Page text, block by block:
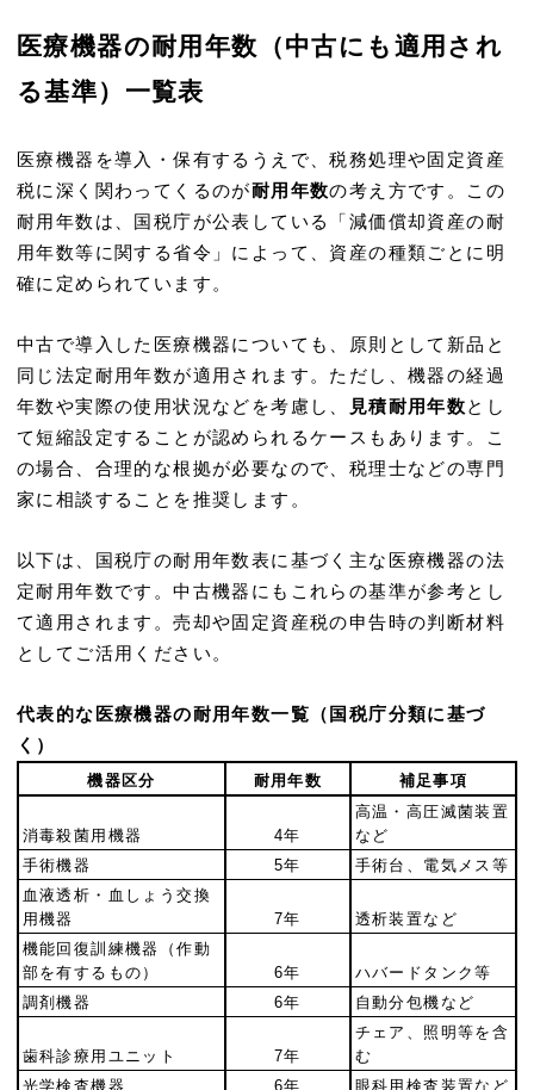
医療機器の耐用年数（中古にも適用され
る基準）一覧表
医療機器を導入・保有するうえで、税務処理や固定資産
税に深く関わってくるのが耐用年数の考え方です。この
耐用年数は、国税庁が公表している「減価償却資産の耐
用年数等に関する省令」によって、資産の種類ごとに明
確に定められています。
中古で導入した医療機器についても、原則として新品と
同じ法定耐用年数が適用されます。ただし、機器の経過
年数や実際の使用状況などを考慮し、
見積耐用年数とし
て短縮設定する ことが認められるケースもあります。こ
の場合、合理的な根拠が必要なので、税理士などの専門
家に相談することを推奨します。
以下は、国税庁の耐用年数表に基づく主な医療機器の法
定耐用年数です。中古機器にもこれらの基準が参考とし
て適用されます。売却や固定資産税の申告時の判断材料
としてご活用ください。
代表的な医療機器の耐用年数一覧（国税庁分類に基づ
く）
機器区分 耐用年数 補足事項
消毒殺菌用機器 4年
高温・高圧滅菌装置
など
手術機器
5年
手術台、電気メス等
血液透析・血しょう交換
用機器
7年
透析装置など
機能回復訓練機器（作動
部を有するもの）
6年
ハバードタンク等
調剤機器
6年 自動分包機など
歯科診療用ユニット 7年
チェア、照明等を含
む
光学検査機器
6年 眼科用検査装置など